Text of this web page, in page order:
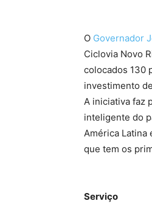
O Governador
Ciclovia Novo
colocados 130
investimento
A iniciativa faz
inteligente do
América Latina
que tem os
Serviço